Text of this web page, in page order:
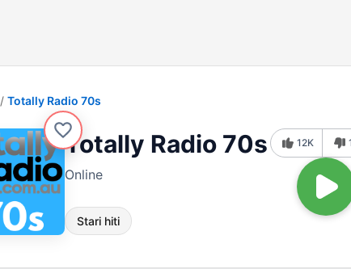
Totally Radio 70s
Totally Radio 70s
Online
Stari hiti
12K